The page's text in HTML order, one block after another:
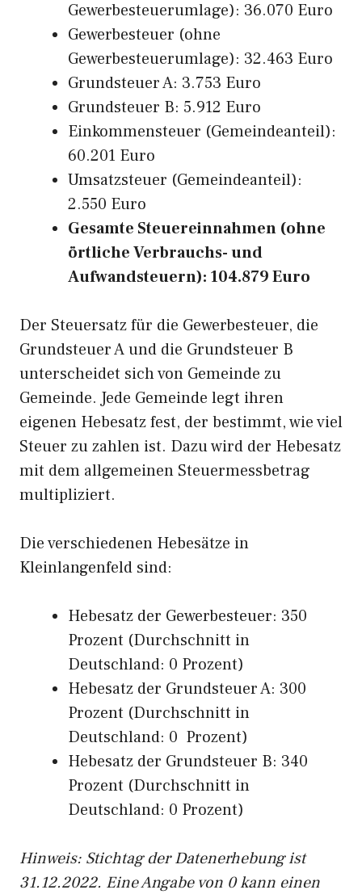
Gewerbesteuerumlage): 36.070 Euro
Gewerbesteuer (ohne
Gewerbesteuerumlage): 32.463 Euro
Grundsteuer A: 3.753 Euro
Grundsteuer B: 5.912 Euro
Einkommensteuer (Gemeindeanteil):
60.201 Euro
Umsatzsteuer (Gemeindeanteil):
2.550 Euro
Gesamte Steuereinnahmen (ohne
örtliche Verbrauchs- und
Aufwandsteuern): 104.879 Euro
Der Steuersatz für die Gewerbesteuer, die
Grundsteuer A und die Grundsteuer B
unterscheidet sich von Gemeinde zu
Gemeinde. Jede Gemeinde legt ihren
eigenen Hebesatz fest, der bestimmt, wie viel
Steuer zu zahlen ist. Dazu wird der Hebesatz
mit dem allgemeinen Steuermessbetrag
multipliziert.
Die verschiedenen Hebesätze in
Kleinlangenfeld sind:
Hebesatz der Gewerbesteuer: 350
Prozent (Durchschnitt in
Deutschland: 0 Prozent)
Hebesatz der Grundsteuer A: 300
Prozent (Durchschnitt in
Deutschland: 0 Prozent)
Hebesatz der Grundsteuer B: 340
Prozent (Durchschnitt in
Deutschland: 0 Prozent)
Hinweis: Stichtag der Datenerhebung ist
31.12.2022. Eine Angabe von 0 kann einen